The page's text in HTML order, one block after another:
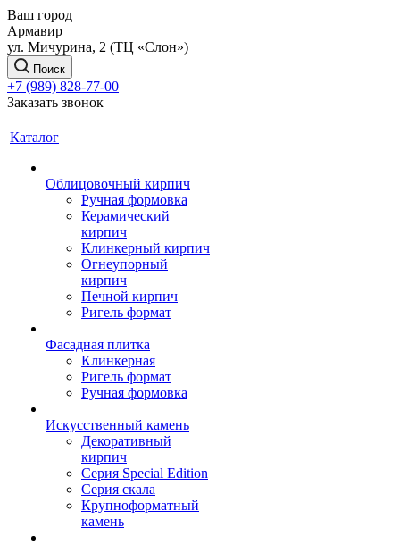
Ваш город
Армавир
ул. Мичурина, 2 (ТЦ «Слон»)
Поиск
+7 (989) 828-77-00
Заказать звонок
Каталог
Облицовочный кирпич
Ручная формовка
Керамический
кирпич
Клинкерный кирпич
Огнеупорный
кирпич
Печной кирпич
Ригель формат
Фасадная плитка
Клинкерная
Ригель формат
Ручная формовка
Искусственный камень
Декоративный
кирпич
Серия Special Edition
Серия скала
Крупноформатный
камень